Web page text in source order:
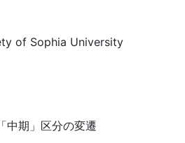
of Sophia University
中期」区分の変遷